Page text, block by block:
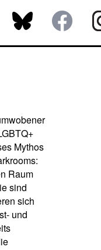
Mythos
Raum
sind
sich
und